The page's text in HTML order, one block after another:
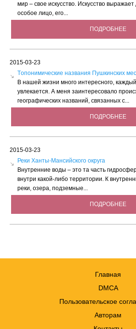
мир – свое искусство. Искусство
особое лицо, его...
ПОДРОБНЕЕ
2015-03-23
Tопонимические названия Пушкинских
В нашей жизни много интересного,
увлекается. А меня заинтересовало
географических названий, связанных с...
ПОДРОБНЕЕ
2015-03-23
Реки Ханты-Мансийского округа
Внутренние воды – это та часть
внутри какой-либо территории. К
реки, озера, подземные...
ПОДРОБНЕЕ
Главная
DMCA
Пользовательское
Авторам